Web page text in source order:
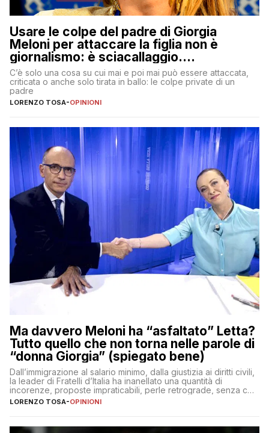
Usare le colpe del padre di Giorgia
Meloni per attaccare la figlia non è
giornalismo: è sciacallaggio.
Dimostriamo di essere diversi
C’è solo una cosa su cui mai e poi mai può essere attaccata,
criticata o anche solo tirata in ballo: le colpe private di un
padre
LORENZO TOSA-OPINIONI
Ma davvero Meloni ha “asfaltato” Letta?
Tutto quello che non torna nelle parole di
“donna Giorgia” (spiegato bene)
Dall’immigrazione al salario minimo, dalla giustizia ai diritti civili,
la leader di Fratelli d’Italia ha inanellato una quantità di
incorenze, proposte impraticabili, perle retrograde, senza che
nessuno – a destra come a sinistra – glielo abbia fatto notare
LORENZO TOSA-OPINIONI